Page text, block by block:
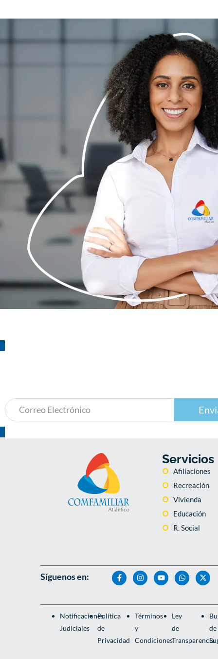
Servicios
Afiliaciones
Recreación
Vivienda
Educación
R. Social
Síguenos en:
Notificaciones
Judiciales
Política
de
Privacidad
Términos
y
Condiciones
Ley
de
Transparencia
de